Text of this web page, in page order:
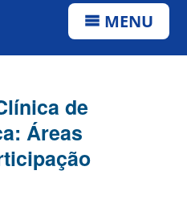
MENU
de
Áreas